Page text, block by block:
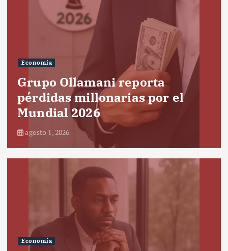
Economía
Grupo Ollamani reporta
pérdidas millonarias por el
Mundial 2026
agosto 1, 2026
Economía